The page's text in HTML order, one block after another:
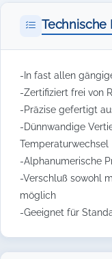
Technische
-In fast allen
-Zertifiziert frei von
-Präzise gefertigt
-Dünnwandige
Temperaturwechsel
-Alphanumerische
-Verschluß sowohl
möglich
-Geeignet für